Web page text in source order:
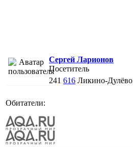
Сергей Ларионов
Посетитель
241 616 Ликино-Дулёво
Обитатели: